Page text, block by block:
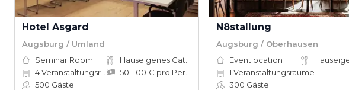
Hotel Asgard
Augsburg / Umland
Seminar Room
4Veranstaltungsräume
500 Gäste
N8stallung
Augsburg / Oberhausen
Eventlocation
1 Veranstaltungsräume
300 Gäste